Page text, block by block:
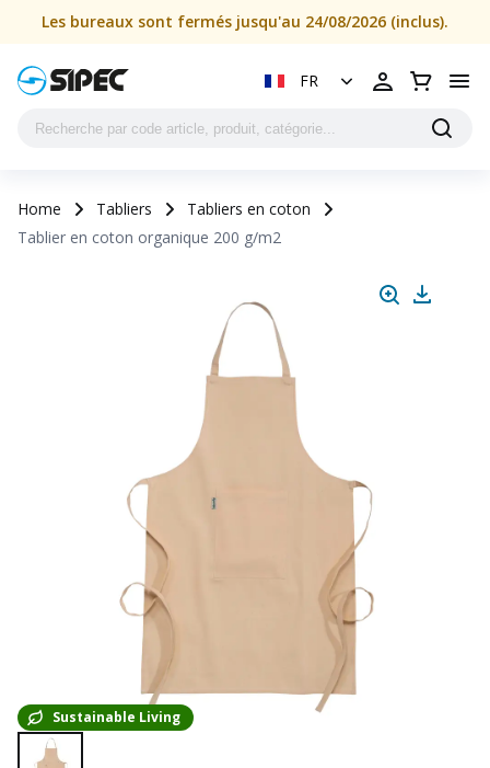
Les bureaux sont fermés jusqu'au 24/08/2026 (inclus).
FR
Home Tabliers
Tabliers en coton
Tablier en coton organique 200 g/m2
Sustainable Living